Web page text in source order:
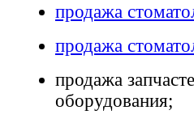
продажа
продажа
продажа
оборудования;